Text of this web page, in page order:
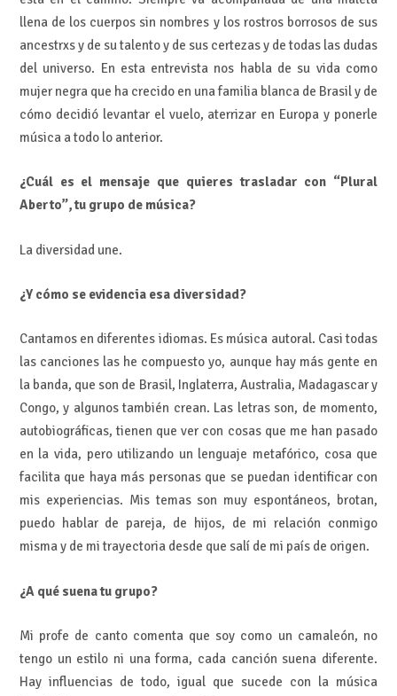
llena de los cuerpos sin nombres y los rostros borrosos de sus
ancestrxs y de su talento y de sus certezas y de todas las dudas
del universo. En esta entrevista nos habla de su vida como
mujer negra que ha crecido en una familia blanca de Brasil y de
cómo decidió levantar el vuelo, aterrizar en Europa y ponerle
música a todo lo anterior.
¿Cuál es el mensaje que quieres trasladar con “Plural
Aberto”, tu grupo de música?
La diversidad une.
¿Y cómo se evidencia esa diversidad?
Cantamos en diferentes idiomas. Es música autoral. Casi todas
las canciones las he compuesto yo, aunque hay más gente en
la banda, que son de Brasil, Inglaterra, Australia, Madagascar y
Congo, y algunos también crean. Las letras son, de momento,
autobiográficas, tienen que ver con cosas que me han pasado
en la vida, pero utilizando un lenguaje metafórico, cosa que
facilita que haya más personas que se puedan identificar con
mis experiencias. Mis temas son muy espontáneos, brotan,
puedo hablar de pareja, de hijos, de mi relación conmigo
misma y de mi trayectoria desde que salí de mi país de origen.
¿A qué suena tu grupo?
Mi profe de canto comenta que soy como un camaleón, no
tengo un estilo ni una forma, cada canción suena diferente.
Hay influencias de todo, igual que sucede con la música